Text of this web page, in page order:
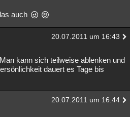
auch
20.07.2011 um 16:43
kann sich teilweise ablenken und
dauert es Tage bis
20.07.2011 um 16:44